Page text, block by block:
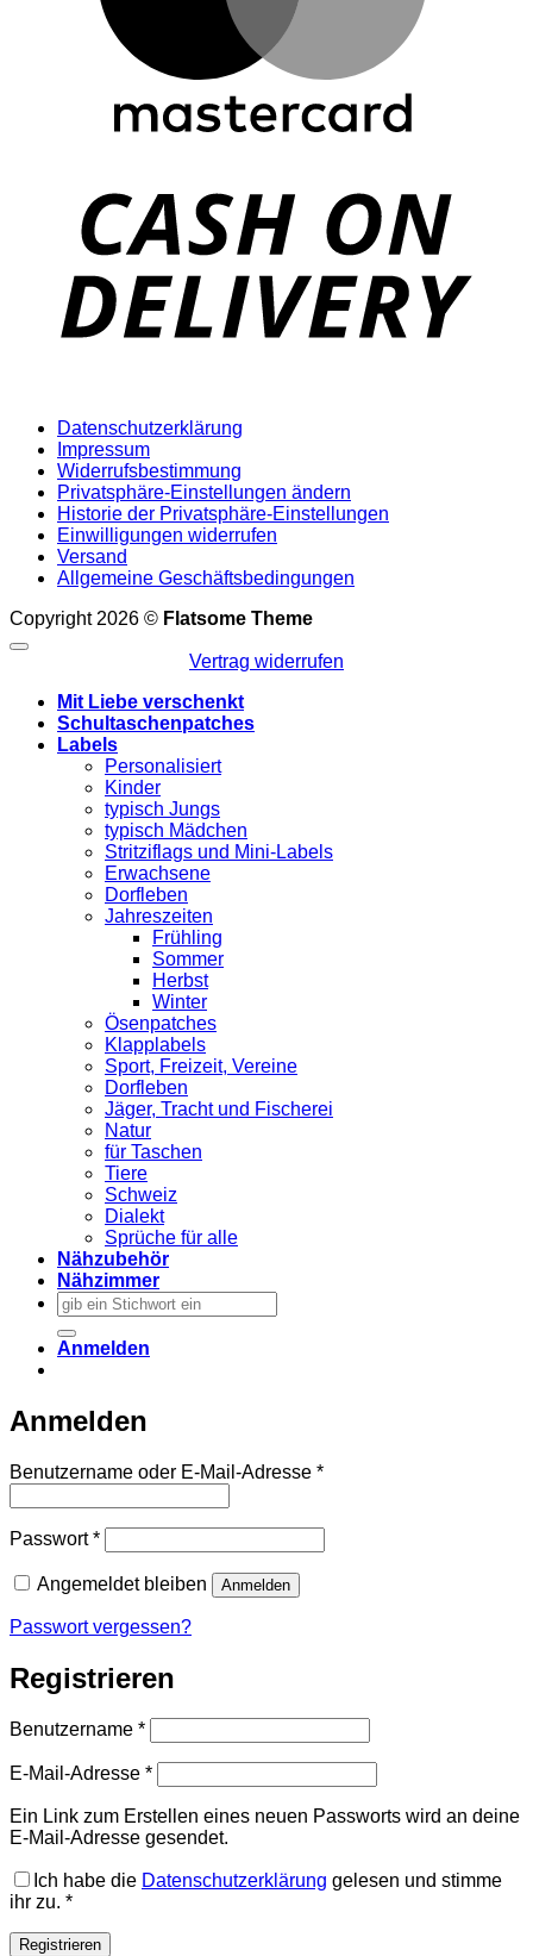
Datenschutzerklärung
Impressum
Widerrufsbestimmung
Privatsphäre-Einstellungen ändern
Historie der Privatsphäre-Einstellungen
Einwilligungen widerrufen
Versand
Allgemeine Geschäftsbedingungen
Copyright 2026 © Flatsome Theme
Vertrag widerrufen
Mit Liebe verschenkt
Schultaschenpatches
Labels
Personalisiert
Kinder
typisch Jungs
typisch Mädchen
Stritziflags und Mini-Labels
Erwachsene
Dorfleben
Jahreszeiten
Frühling
Sommer
Herbst
Winter
Ösenpatches
Klapplabels
Sport, Freizeit, Vereine
Dorfleben
Jäger, Tracht und Fischerei
Natur
für Taschen
Tiere
Schweiz
Dialekt
Sprüche für alle
Nähzubehör
Nähzimmer
Suchen
nach:
Anmelden
Anmelden
Benutzername oder E-Mail-Adresse *Erforderlich
Passwort*Erforderlich
Angemeldet bleiben Anmelden
Passwort vergessen?
Registrieren
Benutzername *Erforderlich
E-Mail-Adresse *Erforderlich
Ein Link zum Erstellen eines neuen Passworts wird an deine
E-Mail-Adresse gesendet.
Ich habe die Datenschutzerklärung gelesen und stimme
ihr zu. *
Registrieren